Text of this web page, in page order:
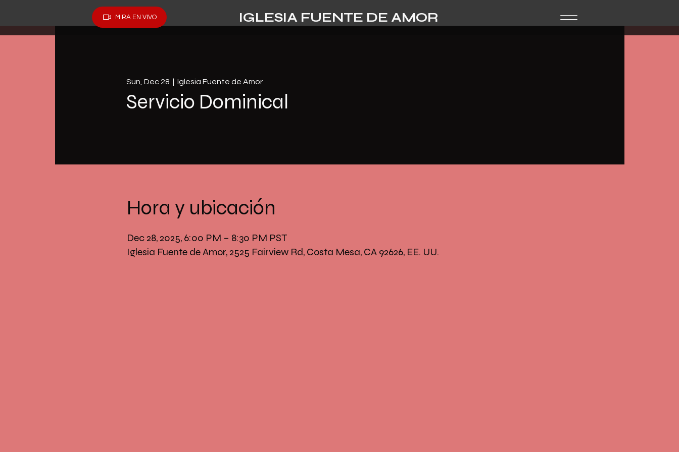
MIRA EN VIVO IGLESIA FUENTE DE AMOR
Sun, Dec 28 Iglesia Fuente de Amor
Servicio Dominical
Hora y ubicación
Dec 28, 2025, 6:00 PM – 8:30 PM PST
Iglesia Fuente de Amor, 2525 Fairview Rd, Costa Mesa, CA 92626, EE. UU.